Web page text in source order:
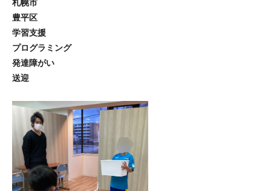
札幌市
豊平区
学習支援
プログラミング
発達障がい
送迎